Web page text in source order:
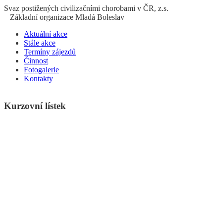
Svaz postižených civilizačními chorobami v ČR, z.s.
Základní organizace Mladá Boleslav
Aktuální akce
Stále akce
Termíny zájezdů
Činnost
Fotogalerie
Kontakty
Kurzovní lístek